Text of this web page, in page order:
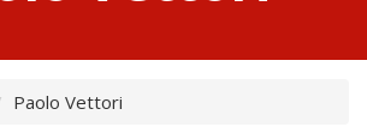
Paolo Vettori